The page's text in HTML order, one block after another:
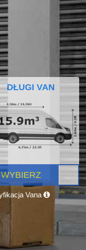
DŁUGI VAN
WYBIERZ
Vana